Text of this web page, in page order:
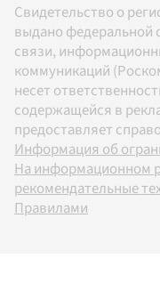
Свидетельство о
выдано федеральной
связи,
коммуникаций
несет
содержащейся в
предоставляет
Информация об
На информационном
рекомендательные
Правилами